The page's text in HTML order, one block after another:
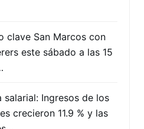
clave San Marcos con
este sábado a las 15
salarial: Ingresos de los
crecieron 11.9 % y las